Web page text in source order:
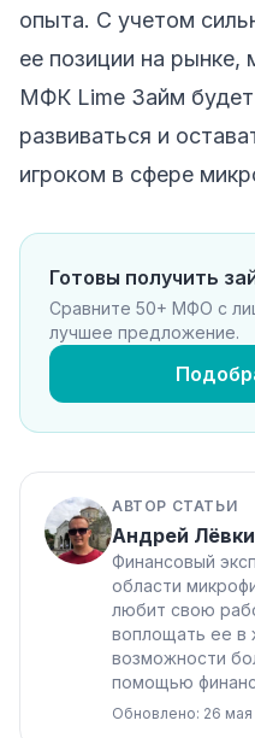
опыта. С учетом
ее позиции на
МФК Lime Займ
развиваться и
игроком в сфере
Готовы получить
Сравните 50+ МФО с
лучшее предложение.
АВТОР СТАТЬИ
Андрей
Финансовый
области
любит свою
воплощать ее в
возможности
помощью
Обновлено: 26 мая